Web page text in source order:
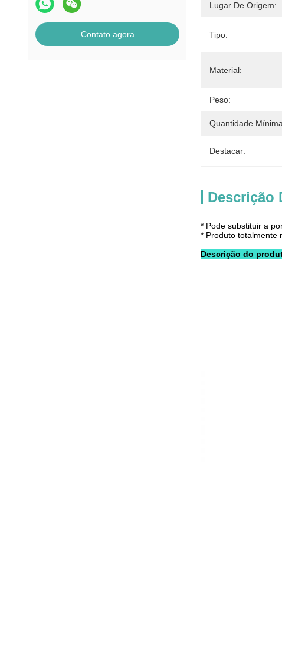
Contato agora
Lugar De Origem:
Tipo:
Material:
Peso:
Quantidade
Destacar:
Descrição
* Pode substituir a
* Produto totalmente
Descrição do